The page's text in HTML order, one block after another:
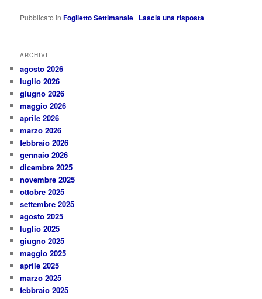
Pubblicato in Foglietto Settimanale | Lascia una risposta
ARCHIVI
agosto 2026
luglio 2026
giugno 2026
maggio 2026
aprile 2026
marzo 2026
febbraio 2026
gennaio 2026
dicembre 2025
novembre 2025
ottobre 2025
settembre 2025
agosto 2025
luglio 2025
giugno 2025
maggio 2025
aprile 2025
marzo 2025
febbraio 2025